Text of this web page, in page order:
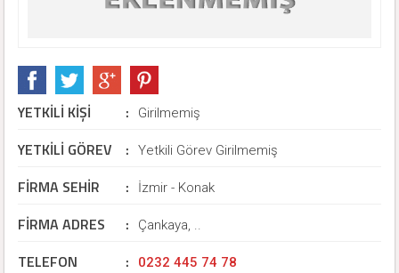
YETKİLİ KİŞİ : Girilmemiş
YETKİLİ GÖREV : Yetkili Görev Girilmemiş
FİRMA SEHİR : İzmir - Konak
FİRMA ADRES : Çankaya, ..
TELEFON : 0232 445 74 78